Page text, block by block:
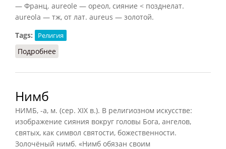
— Франц. aureole — ореол, сияние < позднелат.
aureola — тж, от лат. aureus — золотой.
Tags:
Религия
Подробнее
Нимб
НИМБ, -а, м. (сер. XIX в.). В религиозном искусстве:
изображение сияния вокруг головы Бога, ангелов,
святых, как символ святости, божественности.
Золочёный нимб. «Нимб обязан своим